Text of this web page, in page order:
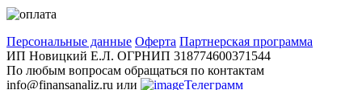
Персональные данные Оферта Партнерская программа
ИП Новицкий Е.Л. ОГРНИП 318774600371544
По любым вопросам обращаться по контактам
info@finansanaliz.ru или
Телеграмм